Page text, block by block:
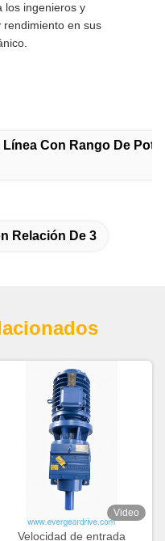
los ingenieros y
en sus
Con Rango De
Relación De 3
Video
Velocidad de entrada